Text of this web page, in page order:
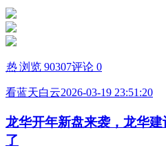
热 浏览 90307评论 0
看蓝天白云2026-03-19 23:51:20
龙华开年新盘来袭，龙华
了